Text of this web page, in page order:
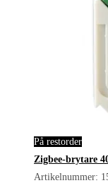
På restorder
Zigbee-brytare
Artikelnummer: